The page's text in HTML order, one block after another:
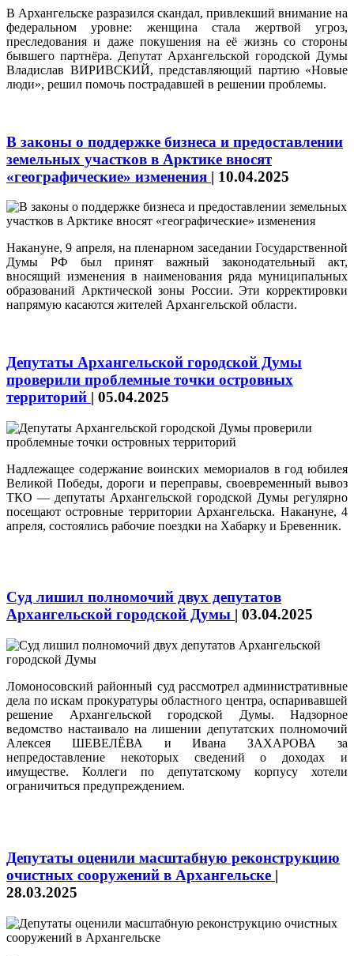
В Архангельске разразился скандал, привлекший внимание на
федеральном уровне: женщина стала жертвой угроз,
преследования и даже покушения на её жизнь со стороны
бывшего партнёра. Депутат Архангельской городской Думы
Владислав ВИРИВСКИЙ, представляющий партию «Новые
люди», решил помочь пострадавшей в решении проблемы.
В законы о поддержке бизнеса и предоставлении
земельных участков в Арктике вносят
«географические» изменения | 10.04.2025
Накануне, 9 апреля, на пленарном заседании Государственной
Думы РФ был принят важный законодательный акт,
вносящий изменения в наименования ряда муниципальных
образований Арктической зоны России. Эти корректировки
напрямую касаются жителей Архангельской области.
Депутаты Архангельской городской Думы
проверили проблемные точки островных
территорий | 05.04.2025
Надлежащее содержание воинских мемориалов в год юбилея
Великой Победы, дороги и переправы, своевременный вывоз
ТКО — депутаты Архангельской городской Думы регулярно
посещают островные территории Архангельска. Накануне, 4
апреля, состоялись рабочие поездки на Хабарку и Бревенник.
Суд лишил полномочий двух депутатов
Архангельской городской Думы | 03.04.2025
Ломоносовский районный суд рассмотрел административные
дела по искам прокуратуры областного центра, оспаривавшей
решение Архангельской городской Думы. Надзорное
ведомство настаивало на лишении депутатских полномочий
Алексея ШЕВЕЛЁВА и Ивана ЗАХАРОВА за
непредоставление некоторых сведений о доходах и
имуществе. Коллеги по депутатскому корпусу хотели
ограничиться предупреждением.
Депутаты оценили масштабную реконструкцию
очистных сооружений в Архангельске |
28.03.2025